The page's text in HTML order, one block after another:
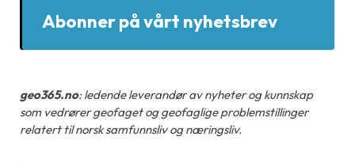
Abonner på vårt nyhetsbrev
geo365.no: ledende leverandør av nyheter og kunnskap
som vedrører geofaget og geofaglige problemstillinger
relatert til norsk samfunnsliv og næringsliv.